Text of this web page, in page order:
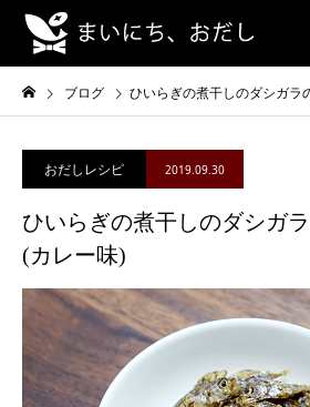
ブログ ひいらぎの煮干しのダシガラ
おだしレシピ 2019.09.30
ひいらぎの煮干しのダシガ
(カレー味)